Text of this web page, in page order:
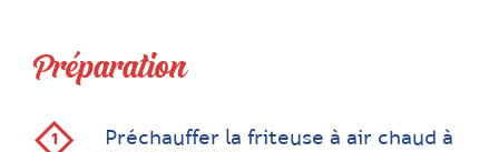
Préparation
Préchauffer la friteuse à air chaud à